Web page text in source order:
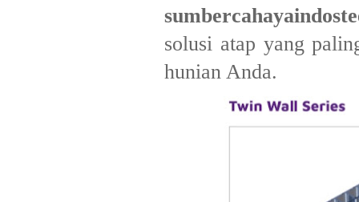
solusi atap yang
hunian Anda.